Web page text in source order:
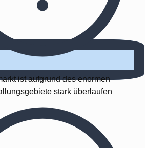
ist aufgrund des enormen
stark überlaufen